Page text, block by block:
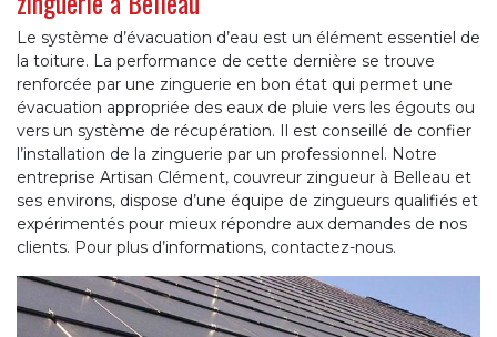
Le système d’évacuation d’eau est un élément essentiel de
la toiture. La performance de cette dernière se trouve
renforcée par une zinguerie en bon état qui permet une
évacuation appropriée des eaux de pluie vers les égouts ou
vers un système de récupération. Il est conseillé de confier
l’installation de la zinguerie par un professionnel. Notre
entreprise Artisan Clément, couvreur zingueur à Belleau et
ses environs, dispose d’une équipe de zingueurs qualifiés et
expérimentés pour mieux répondre aux demandes de nos
clients. Pour plus d’informations, contactez-nous.